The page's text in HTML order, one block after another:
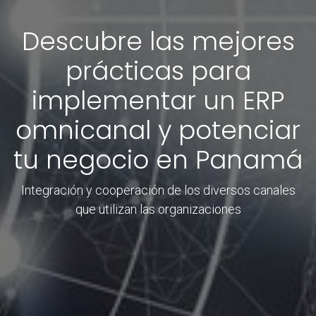
Descubre las mejores
prácticas para
implementar un ERP
omnicanal y potenciar
tu negocio en Panamá
Integración y cooperación de los diversos canales
que utilizan las organizaciones